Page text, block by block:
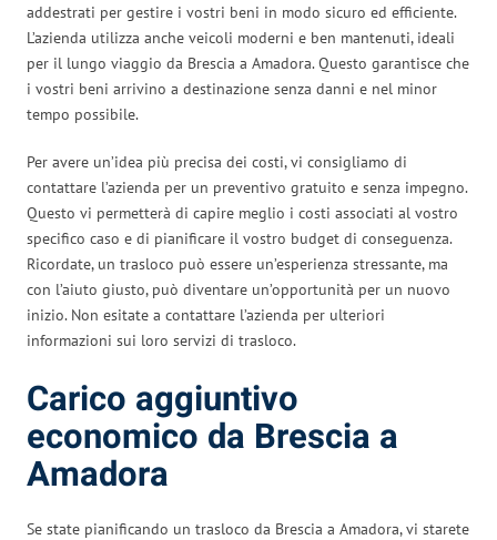
addestrati per gestire i vostri beni in modo sicuro ed efficiente.
L’azienda utilizza anche veicoli moderni e ben mantenuti, ideali
per il lungo viaggio da Brescia a Amadora. Questo garantisce che
i vostri beni arrivino a destinazione senza danni e nel minor
tempo possibile.
Per avere un’idea più precisa dei costi, vi consigliamo di
contattare l’azienda per un preventivo gratuito e senza impegno.
Questo vi permetterà di capire meglio i costi associati al vostro
specifico caso e di pianificare il vostro budget di conseguenza.
Ricordate, un trasloco può essere un’esperienza stressante, ma
con l’aiuto giusto, può diventare un’opportunità per un nuovo
inizio. Non esitate a contattare l’azienda per ulteriori
informazioni sui loro servizi di trasloco.
Carico aggiuntivo
economico da Brescia a
Amadora
Se state pianificando un trasloco da Brescia a Amadora, vi starete